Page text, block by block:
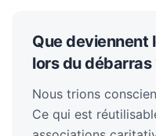
Que deviennent
lors du débarras
Nous trions
Ce qui est